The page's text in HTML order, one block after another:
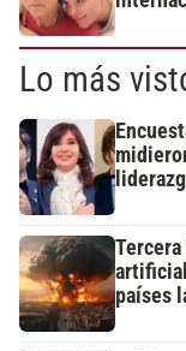
Lo más
países